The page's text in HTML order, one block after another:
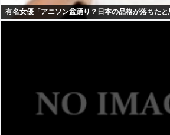
有名女優「アニソン盆踊り？日本の品格が落ちたと